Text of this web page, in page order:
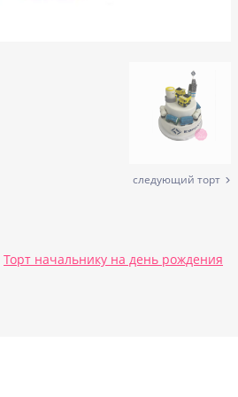
следующий торт
Торт начальнику на день рождения